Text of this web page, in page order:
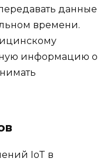
данные
времени.
информацию о
IoT в